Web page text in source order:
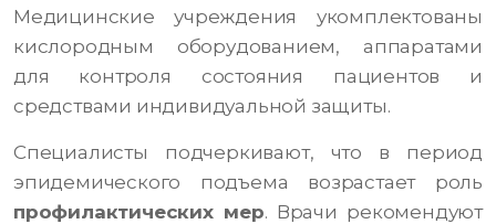
Медицинские учреждения укомплектованы
кислородным оборудованием, аппаратами
для контроля состояния пациентов и
средствами индивидуальной защиты.
Специалисты подчеркивают, что в период
эпидемического подъема возрастает роль
профилактических мер. Врачи рекомендуют